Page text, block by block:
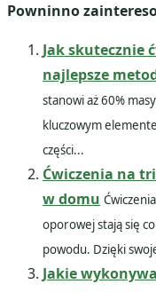
Powninno
Jak skutecznie
najlepsze
stanowi aż 60%
kluczowym
części...
Ćwiczenia na
w domu
oporowej stają się
powodu. Dzięki
Jakie